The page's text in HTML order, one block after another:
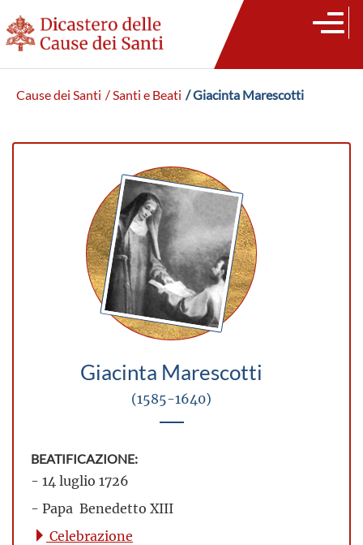
Cause dei Santi / Santi e Beati / Giacinta Marescotti
Giacinta Marescotti
(1585-1640)
BEATIFICAZIONE:
- 14 luglio 1726
- Papa Benedetto XIII
Celebrazione